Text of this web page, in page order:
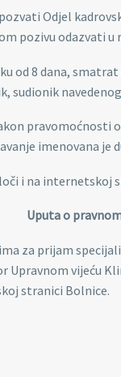
Odjel
pozivu odazvati u
od 8 dana,
sudionik
pravomoćnosti
imenovana je
i na internetskoj
Uputa o
za prijam
vijeću
stranici Bolnice.